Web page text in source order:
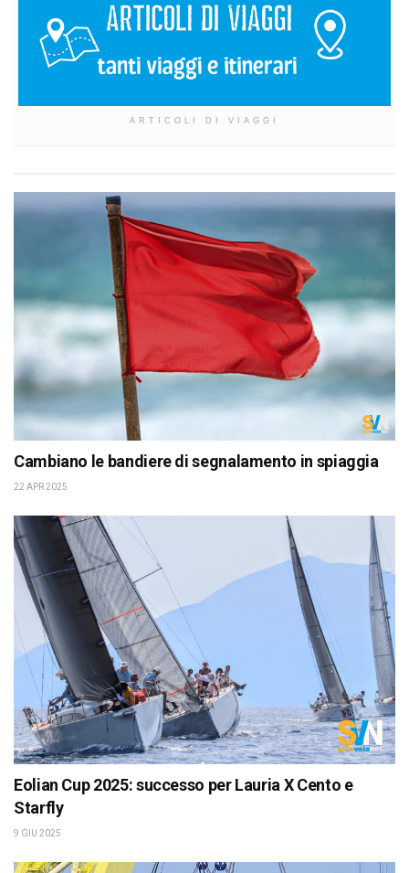
ARTICOLI DI VIAGGI
Cambiano le bandiere di segnalamento in spiaggia
22 APR 2025
Eolian Cup 2025: successo per Lauria X Cento e
Starfly
9 GIU 2025